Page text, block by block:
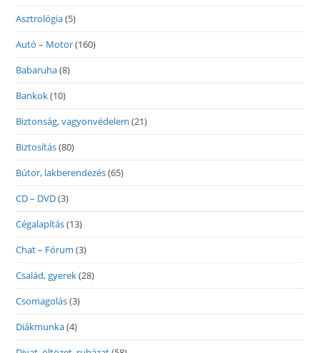
Asztrológia(5)
Autó – Motor(160)
Babaruha(8)
Bankok(10)
Biztonság, vagyonvédelem (21)
Biztosítás(80)
Bútor, lakberendezés(65)
CD – DVD(3)
Cégalapítás(13)
Chat – Fórum (3)
Család, gyerek(28)
Csomagolás(3)
Diákmunka(4)